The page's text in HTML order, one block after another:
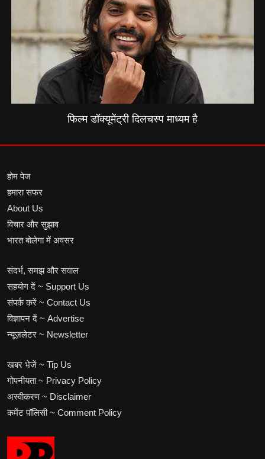
फिल्म डॉक्यूमेंट्री दिलचस्प माध्यम है
होम पेज
हमारा सफर
About Us
विचार और सुझाव
भारत बोलेगा में अवसर
संदर्भ, समझ और सवाल
सहयोग दें ~ Support Us
संपर्क करें ~ Contact Us
विज्ञापन दें ~ Advertise
न्यूज़लेटर ~ Newsletter
खबर भेजें ~ Tip Us
गोपनीयता ~ Privacy Policy
अस्वीकरण ~ Disclaimer
कमेंट पॉलिसी ~ Comment Policy